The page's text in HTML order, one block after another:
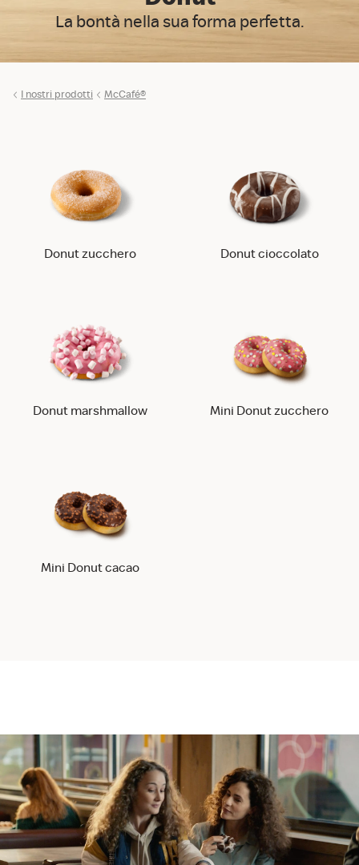
La bontà nella sua forma perfetta.
I nostri prodotti McCafé®
Donut zucchero Donut cioccolato
Donut marshmallow Mini Donut zucchero
Mini Donut cacao